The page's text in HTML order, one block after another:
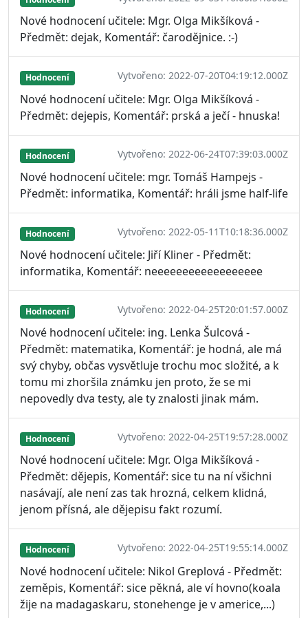
Nové hodnocení učitele: Mgr. Olga Mikšíková -
Předmět: dejak, Komentář: čarodějnice. :-)
Hodnocení Vytvořeno: 2022-07-20T04:19:12.000Z
Nové hodnocení učitele: Mgr. Olga Mikšíková -
Předmět: dejepis, Komentář: prská a ječí - hnuska!
Hodnocení Vytvořeno: 2022-06-24T07:39:03.000Z
Nové hodnocení učitele: mgr. Tomáš Hampejs -
Předmět: informatika, Komentář: hráli jsme half-life
Hodnocení Vytvořeno: 2022-05-11T10:18:36.000Z
Nové hodnocení učitele: Jiří Kliner - Předmět:
informatika, Komentář: neeeeeeeeeeeeeeeeee
Hodnocení Vytvořeno: 2022-04-25T20:01:57.000Z
Nové hodnocení učitele: ing. Lenka Šulcová -
Předmět: matematika, Komentář: je hodná, ale má
svý chyby, občas vysvětluje trochu moc složité, a k
tomu mi zhoršila známku jen proto, že se mi
nepovedly dva testy, ale ty znalosti jinak mám.
Hodnocení Vytvořeno: 2022-04-25T19:57:28.000Z
Nové hodnocení učitele: Mgr. Olga Mikšíková -
Předmět: dějepis, Komentář: sice tu na ní všichni
nasávají, ale není zas tak hrozná, celkem klidná,
jenom přísná, ale dějepisu fakt rozumí.
Hodnocení Vytvořeno: 2022-04-25T19:55:14.000Z
Nové hodnocení učitele: Nikol Greplová - Předmět:
zeměpis, Komentář: sice pěkná, ale ví hovno(koala
žije na madagaskaru, stonehenge je v americe,...)